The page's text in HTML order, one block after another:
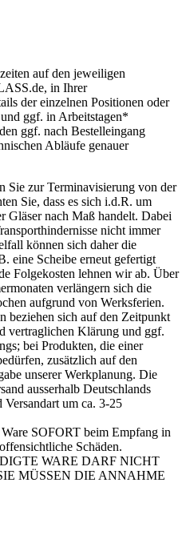
auf den jeweiligen
in Ihrer
der einzelnen Positionen oder
ggf. in Arbeitstagen*
ggf. nach Bestelleingang
Abläufe genauer
Sie zur Terminavisierung von der
Sie, dass es sich i.d.R. um
Gläser nach Maß handelt. Dabei
nicht immer
können sich daher die
eine Scheibe erneut gefertigt
Folgekosten lehnen wir ab. Über
verlängern sich die
aufgrund von Werksferien.
beziehen sich auf den Zeitpunkt
vertraglichen Klärung und ggf.
bei Produkten, die einer
zusätzlich auf den
unserer Werkplanung. Die
ausserhalb Deutschlands
um ca. 3-25
SOFORT beim Empfang in
Schäden.
WARE DARF NICHT
MÜSSEN DIE ANNAHME